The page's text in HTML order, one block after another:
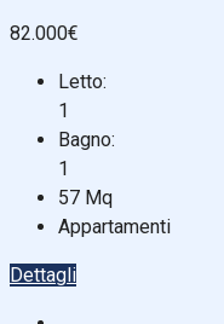
82.000€
Letto:
1
Bagno:
1
57 Mq
Appartamenti
Dettagli